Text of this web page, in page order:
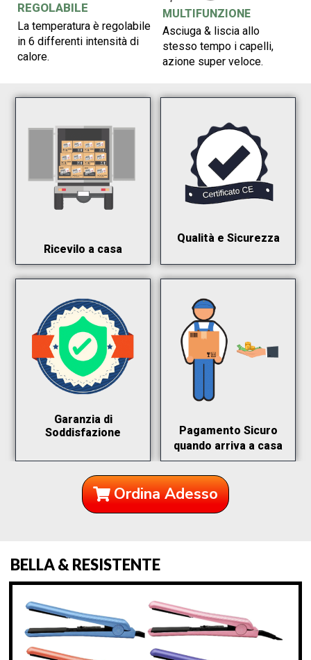
REGOLABILE
La temperatura è regolabile
in 6 differenti intensità di
calore.
MULTIFUNZIONE
Asciuga & liscia allo
stesso tempo i capelli,
azione super veloce.
Ricevilo a casa
Qualità e Sicurezza
Garanzia di
Soddisfazione
Pagamento Sicuro
quando arriva a casa
Ordina Adesso
BELLA & RESISTENTE